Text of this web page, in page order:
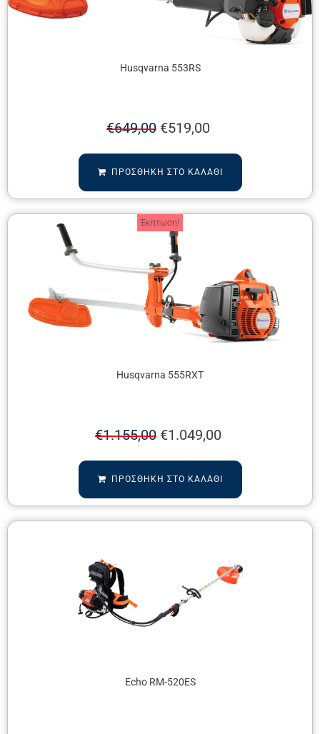
Husqvarna 553RS
€649,00 €519,00
ΠΡΟΣΘΉΚΗ ΣΤΟ ΚΑΛΆΘΙ
Έκπτωση!
Husqvarna 555RXT
€1.155,00 €1.049,00
ΠΡΟΣΘΉΚΗ ΣΤΟ ΚΑΛΆΘΙ
Echo RM-520ES